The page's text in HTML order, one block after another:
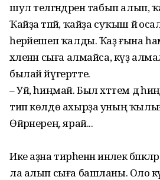
шул теләгәндәрен табып
Ҡайҙа тәпәй, ҡайҙа суҡыш йә
һерәйешеп ҡалды. Ҡаҙ ғына
хәленән сыға алмайса, күҙ
былай йүгертте.
– Уй, һиңмай. Был хәттем дә
тип көлдө ахырҙа уның
Өйрәнерең, ярай...
Ике аҙна тирәһенән инәлек
ла алып сыға башланы. Оло